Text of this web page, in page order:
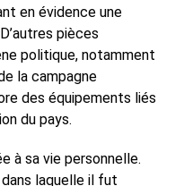
en évidence une
pièces
politique, notamment
la campagne
des équipements liés
du pays.
à sa vie personnelle.
laquelle il fut